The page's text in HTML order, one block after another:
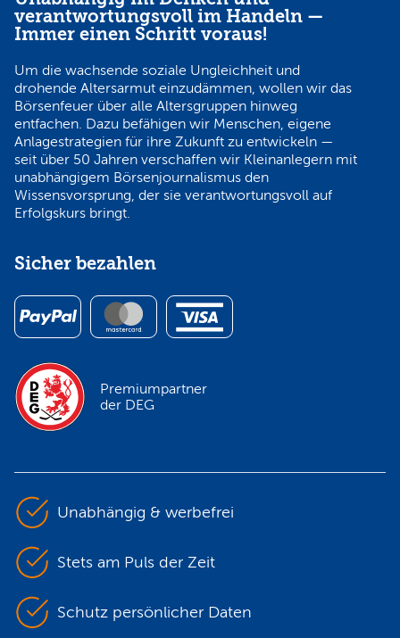
verantwortungsvoll im Handeln —
Immer einen Schritt voraus!
Um die wachsende soziale Ungleichheit und
drohende Altersarmut einzudämmen, wollen wir das
Börsenfeuer über alle Altersgruppen hinweg
entfachen. Dazu befähigen wir Menschen, eigene
Anlagestrategien für ihre Zukunft zu entwickeln —
seit über 50 Jahren verschaffen wir Kleinanlegern mit
unabhängigem Börsenjournalismus den
Wissensvorsprung, der sie verantwortungsvoll auf
Erfolgskurs bringt.
Sicher bezahlen
Premiumpartner
der DEG
Unabhängig & werbefrei
Stets am Puls der Zeit
Schutz persönlicher Daten